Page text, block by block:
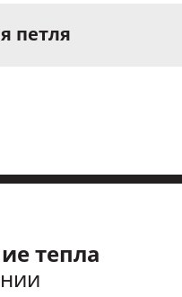
петля
тепла